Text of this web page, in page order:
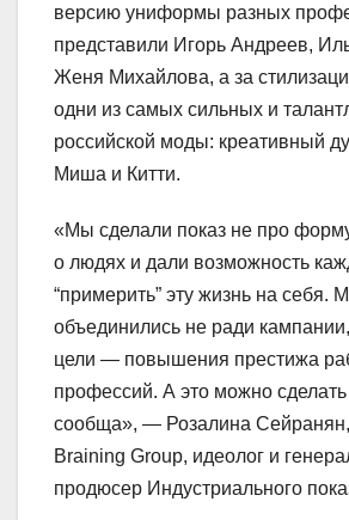
версию униформы разных
представили Игорь Андреев,
Женя Михайлова, а за
одни из самых сильных и
российской моды: креативный
Миша и Китти.
«Мы сделали показ не про
о людях и дали возможность
“примерить” эту жизнь на себя.
объединились не ради
цели — повышения престижа
профессий. А это можно сделать
сообща», — Розалина
Braining Group, идеолог и
продюсер Индустриального